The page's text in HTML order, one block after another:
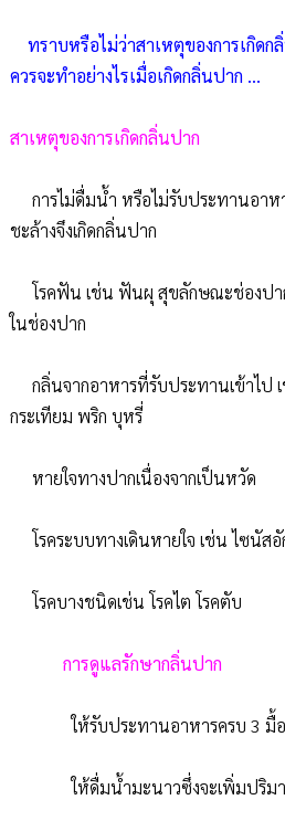
ทราบหรือไม่ว่าสาเหตุของการเกิด
ควรจะทำอย่างไรเมื่อเกิดกลิ่นปาก ...
สาเหตุของการเกิดกลิ่นปาก
การไม่ดื่มน้ำ หรือไม่รับประทานอาห
ชะล้างจึงเกิดกลิ่นปาก
โรคฟัน เช่น ฟันผุ สุขลักษณะช่องปา
ในช่องปาก
กลิ่นจากอาหารที่รับประทานเข้าไป
กระเทียม พริก บุหรี่
หายใจทางปากเนื่องจากเป็นหวัด
โรคระบบทางเดินหายใจ เช่น ไซนัส
โรคบางชนิดเช่น โรคไต โรคตับ
การดูแลรักษากลิ่นปาก
ให้รับประทานอาหารครบ 3 มื้
ให้ดื่มน้ำมะนาวซึ่งจะเพิ่มปริม